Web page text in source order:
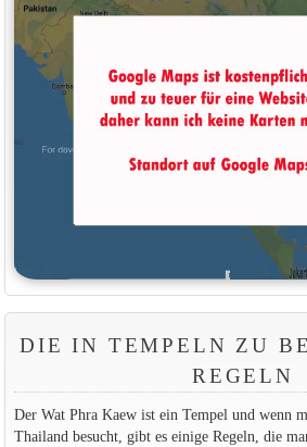
DIE IN TEMPELN ZU
REGELN
Der Wat Phra Kaew ist ein Tempel und wenn
Thailand besucht, gibt es einige Regeln, die